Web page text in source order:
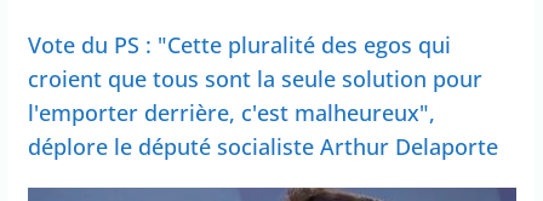
Vote du PS : "Cette pluralité des egos qui
croient que tous sont la seule solution pour
l'emporter derrière, c'est malheureux",
déplore le député socialiste Arthur Delaporte